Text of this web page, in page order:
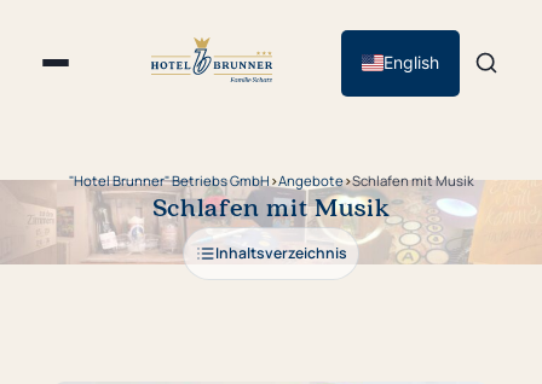
English
"Hotel Brunner" Betriebs GmbH ›Angebote›Schlafen mit Musik
Schlafen mit Musik
Inhaltsverzeichnis